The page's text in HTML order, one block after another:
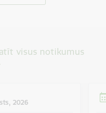
visus notikumus
2026